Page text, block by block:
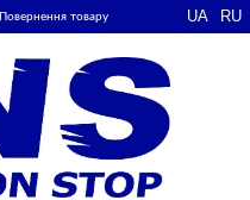
Повернення товару